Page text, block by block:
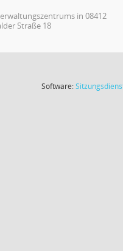
in 08412
Straße 18
Software: